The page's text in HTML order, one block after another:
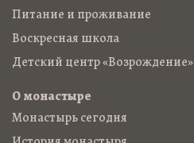
Питание и проживание
Воскресная школа
Детский центр «Возрождение»
О монастыре
Монастырь сегодня